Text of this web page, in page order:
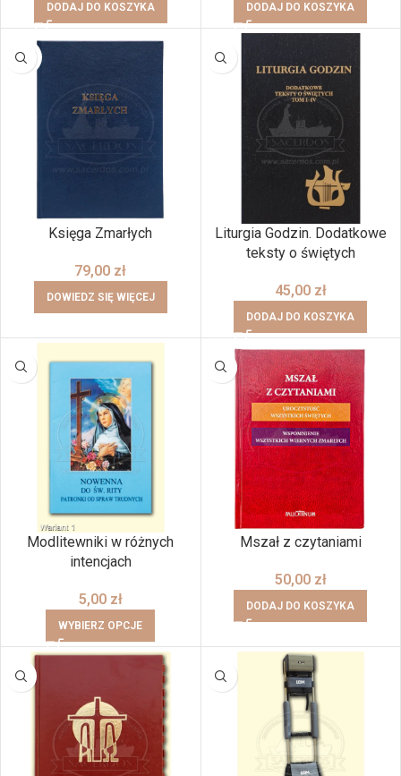
DODAJ DO KOSZYKA DODAJ DO KOSZYKA
BRAK
Księga Zmarłych
79,00 zł
DOWIEDZ SIĘ WIĘCEJ
Liturgia Godzin. Dodatkowe
teksty o świętych
45,00 zł
DODAJ DO KOSZYKA
Modlitewniki w różnych
intencjach
5,00 zł
WYBIERZ OPCJE
Mszał z czytaniami
50,00 zł
DODAJ DO KOSZYKA